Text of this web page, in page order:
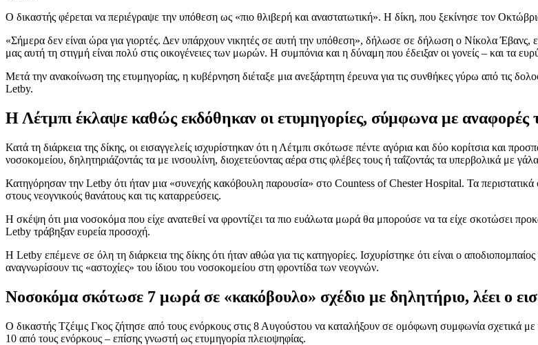
Ο δικαστής φέρεται να περιέγραψε την υπόθεση ως «πιο θλιβερή και αναστατωτική». Η δίκη, που ξεκίνησε τον
«Σήμερα δεν είναι ώρα για γιορτές. Δεν υπάρχουν νικητές σε αυτή την υπόθεση», δήλωσε σε δήλωση ο Νίκολα Έβανς,
μας αυτή τη στιγμή είναι πολύ στις οικογένειες των μωρών. Η συμπόνια και η δύναμη που έδειξαν οι γονείς – και τα
Μετά την ανακοίνωση της ετυμηγορίας, η κυβέρνηση διέταξε μια ανεξάρτητη έρευνα για τις συνθήκες γύρω από τις
Letby.
Η Λέτμπι έκλαψε καθώς εκδόθηκαν οι ετυμηγορίες, σύμφωνα με
Κατά τη διάρκεια της δίκης, οι εισαγγελείς ισχυρίστηκαν ότι η Λέτμπι σκότωσε πέντε αγόρια και δύο κορίτσια και
νοσοκομείου, δηλητηριάζοντάς τα με ινσουλίνη, διοχετεύοντας αέρα στις φλέβες τους ή ταΐζοντάς τα υπερβολικά με
Κατηγόρησαν την Letby ότι ήταν μια «συνεχής κακόβουλη παρουσία» στο Countess of Chester Hospital. Τα
στους νεογνικούς θανάτους και τις καταρρεύσεις.
Η σκέψη ότι μια νοσοκόμα που είχε ανατεθεί να φροντίζει τα πιο ευάλωτα μωρά θα μπορούσε να τα είχε σκοτώσει
Letby τράβηξαν ευρεία προσοχή.
Η Letby επέμενε σε όλη τη διάρκεια της δίκης ότι ήταν αθώα για τις κατηγορίες. Ισχυρίστηκε ότι είναι ο
αναγνωρίσουν τις «αστοχίες» του ίδιου του νοσοκομείου στη φροντίδα των νεογνών.
Νοσοκόμα σκότωσε 7 μωρά σε «κακόβουλο» σχέδιο με δηλητήριο, λέει ο
Ο δικαστής Τζέιμς Γκος ζήτησε από τους ενόρκους στις 8 Αυγούστου να καταλήξουν σε ομόφωνη συμφωνία σχετικά
10 από τους ενόρκους – επίσης γνωστή ως ετυμηγορία πλειοψηφίας.